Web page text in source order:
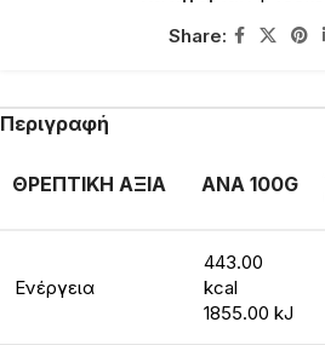
Share:
Περιγραφή
ΘΡΕΠΤΙΚΗ ΑΞΙΑ ΑΝΑ 100G
Ενέργεια
443.00
kcal
1855.00 kJ